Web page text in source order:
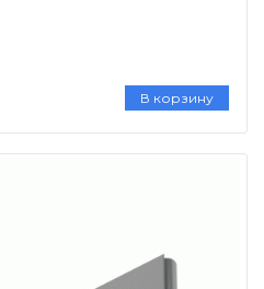
В корзину